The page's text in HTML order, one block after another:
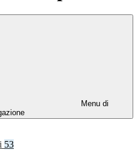
Menu di
53